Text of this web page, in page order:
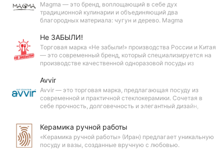
Magma — это бренд, воплощающий в себе дух
традиционной кулинарии и объединяющий два
благородных материала: чугун и дерево. Magma
созданной для тех, кто ценит вкус настоящей еды и
долговечность.
Не ЗАБЫЛИ!
Торговая марка «Не забыли!» производства России и Китая
— это современный бренд, который специализируется на
производстве качественной одноразовой посуды из
ассортимент изделий для различных ситуаций.
Avvir
Avvir — это торговая марка, предлагающая посуду из
современной и практичной стеклокерамики. Сочетая в
себе прочность, долговечность и элегантный дизайн,
Керамика ручной работы
«Керамика ручной работы» (Иран) предлагает уникальную
посуду и вазы, созданные вручную с любовью.